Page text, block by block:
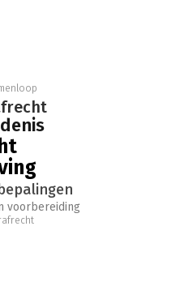
stukken zijn digitaal te
alle wetswijzigingen tot ultimo
van vele formele
Strafrecht naar het Wetboek
voorbereiding